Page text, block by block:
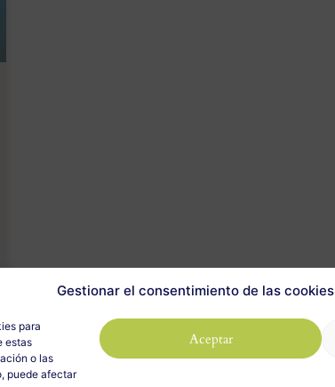
Gestionar el consentimiento de las cookies
para
estas
o las
puede afectar
Aceptar